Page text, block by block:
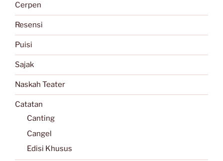
Cerpen
Resensi
Puisi
Sajak
Naskah Teater
Catatan
Canting
Cangel
Edisi Khusus